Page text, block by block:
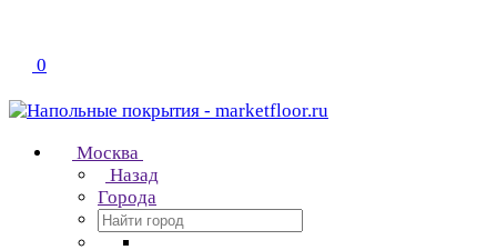
0
Москва
Назад
Города